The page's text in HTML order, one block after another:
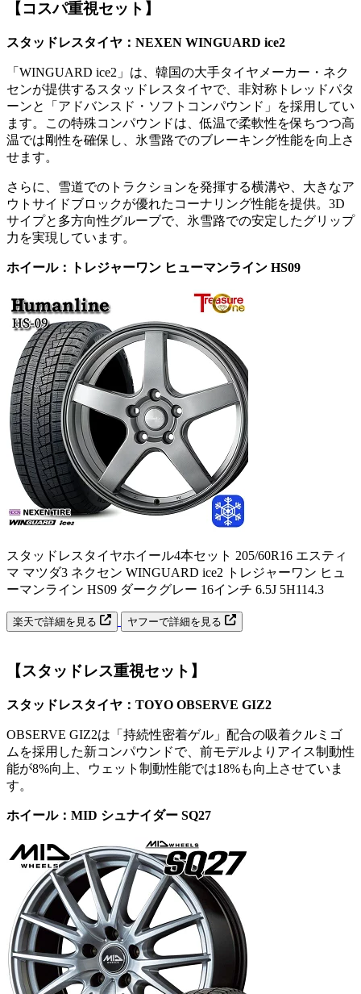
【コスパ重視セット】
スタッドレスタイヤ：NEXEN WINGUARD ice2
「WINGUARD ice2」は、韓国の大手タイヤメーカー・ネク
センが提供するスタッドレスタイヤで、非対称トレッドパタ
ーンと「アドバンスド・ソフトコンパウンド」を採用してい
ます。この特殊コンパウンドは、低温で柔軟性を保ちつつ高
温では剛性を確保し、氷雪路でのブレーキング性能を向上さ
せます。
さらに、雪道でのトラクションを発揮する横溝や、大きなア
ウトサイドブロックが優れたコーナリング性能を提供。3D
サイプと多方向性グルーブで、氷雪路での安定したグリップ
力を実現しています。
ホイール：トレジャーワン ヒューマンライン HS09
スタッドレスタイヤホイール4本セット 205/60R16 エスティ
マ マツダ3 ネクセン WINGUARD ice2 トレジャーワン ヒュ
ーマンライン HS09 ダークグレー 16インチ 6.5J 5H114.3
楽天で詳細を見る ヤフーで詳細を見る
【スタッドレス重視セット】
スタッドレスタイヤ：TOYO OBSERVE GIZ2
OBSERVE GIZ2は「持続性密着ゲル」配合の吸着クルミゴ
ムを採用した新コンパウンドで、前モデルよりアイス制動性
能が8%向上、ウェット制動性能では18%も向上させていま
す。
ホイール：MID シュナイダー SQ27